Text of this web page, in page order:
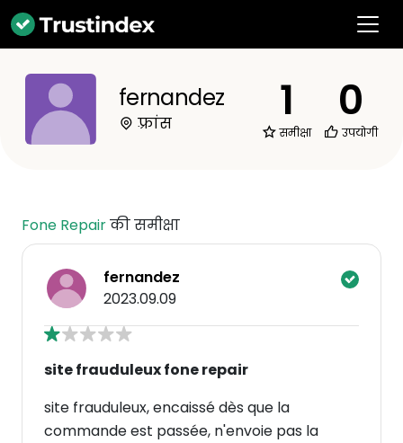
fernandez
फ़्रांस 1
समीक्षा
0
उपयोगी
Fone Repairकी समीक्षा
fernandez
2023.09.09
site frauduleux fone repair
site frauduleux, encaissé dès que la
commande est passée, n'envoie pas la